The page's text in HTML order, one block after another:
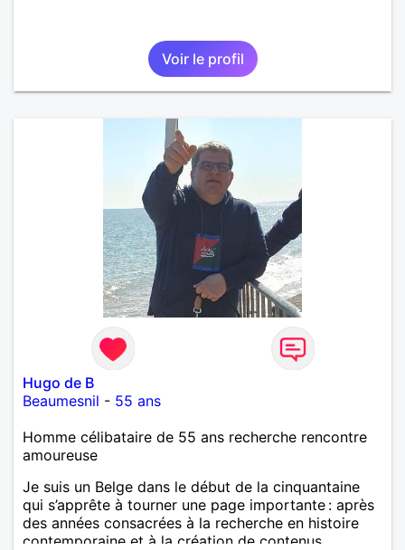
Voir le profil
Hugo de B
Beaumesnil - 55 ans
Homme célibataire de 55 ans recherche rencontre
amoureuse
Je suis un Belge dans le début de la cinquantaine
qui s’apprête à tourner une page importante : après
des années consacrées à la recherche en histoire
contemporaine et à la création de contenus